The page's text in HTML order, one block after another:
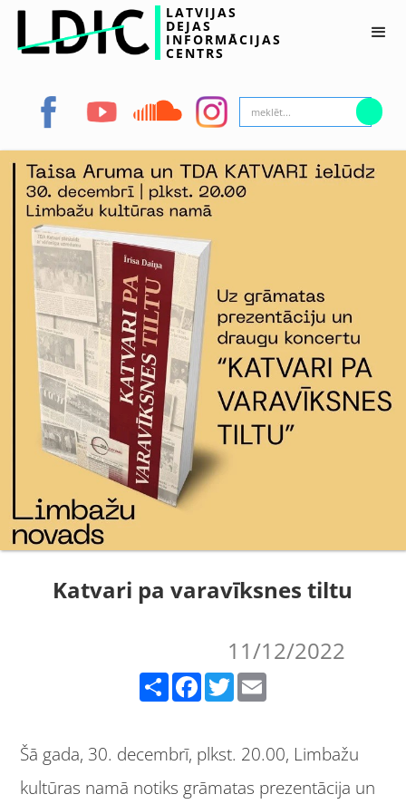
LATVIJAS
DEJAS
INFORMĀCIJAS
CENTRS
Katvari pa varavīksnes tiltu
11/12/2022
Facebook Twitter
Šā gada, 30. decembrī, plkst. 20.00, Limbažu
kultūras namā notiks grāmatas prezentācija un